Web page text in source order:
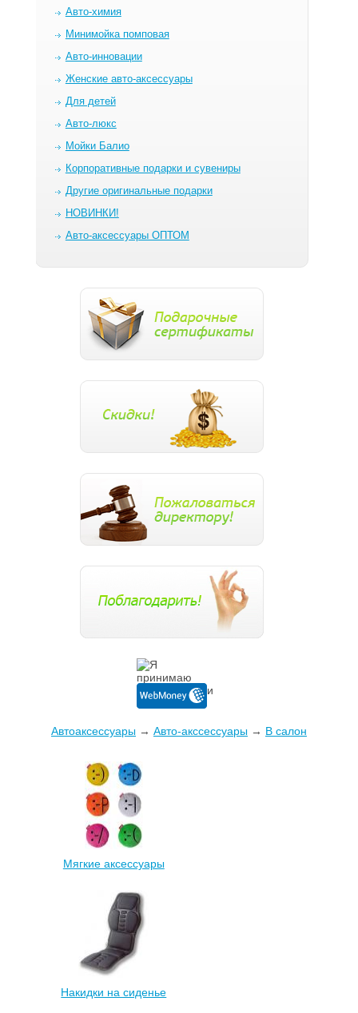
Авто-химия
Минимойка помповая
Авто-инновации
Женские авто-аксессуары
Для детей
Авто-люкс
Мойки Балио
Корпоративные подарки и сувениры
Другие оригинальные подарки
НОВИНКИ!
Авто-аксессуары ОПТОМ
Автоаксессуары→ Авто-акссессуары→ В салон
Мягкие аксессуары
Накидки на сиденье